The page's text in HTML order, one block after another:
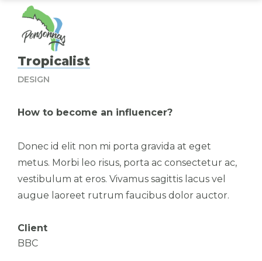
Tropicalist
DESIGN
How to become an influencer?
Donec id elit non mi porta gravida at eget
metus. Morbi leo risus, porta ac consectetur ac,
vestibulum at eros. Vivamus sagittis lacus vel
augue laoreet rutrum faucibus dolor auctor.
Client
BBC